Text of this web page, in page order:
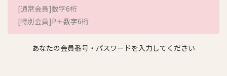
[通常会員]数字6桁
[特別会員]P＋数字6桁
あなたの会員番号・パスワードを入力してください